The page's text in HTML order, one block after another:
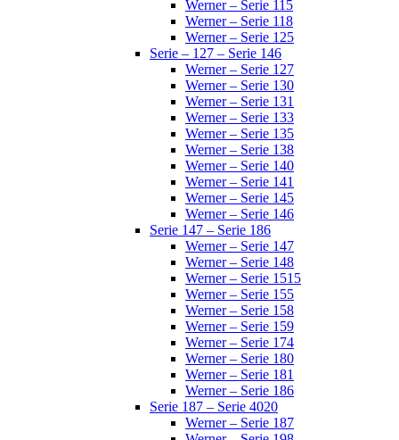
Werner – Serie 115
Werner – Serie 118
Werner – Serie 125
Serie – 127 – Serie 146
Werner – Serie 127
Werner – Serie 130
Werner – Serie 131
Werner – Serie 133
Werner – Serie 135
Werner – Serie 138
Werner – Serie 140
Werner – Serie 141
Werner – Serie 145
Werner – Serie 146
Serie 147 – Serie 186
Werner – Serie 147
Werner – Serie 148
Werner – Serie 1515
Werner – Serie 155
Werner – Serie 158
Werner – Serie 159
Werner – Serie 174
Werner – Serie 180
Werner – Serie 181
Werner – Serie 186
Serie 187 – Serie 4020
Werner – Serie 187